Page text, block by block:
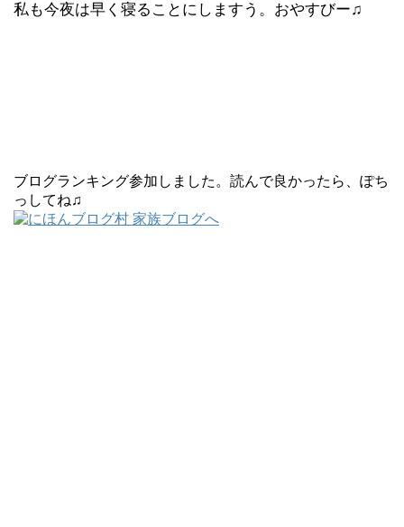
私も今夜は早く寝ることにしますう。おやすびー♫
ブログランキング参加しました。読んで良かったら、ぽち
っしてね♫